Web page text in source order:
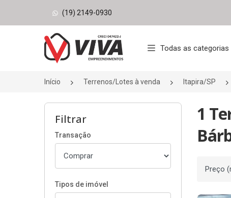
(19) 2149-0930
Página inicial
Todas as categorias
Início Terrenos/Lotes à venda Itapira/SP
Filtrar
Transação
Tipos de imóvel
1
Ordenar